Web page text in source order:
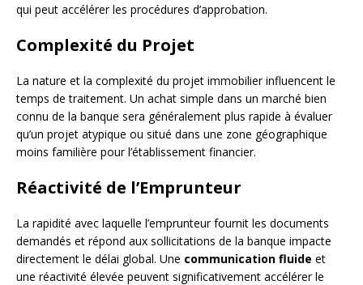
qui peut accélérer les procédures d’approbation.
Complexité du Projet
La nature et la complexité du projet immobilier influencent le
temps de traitement. Un achat simple dans un marché bien
connu de la banque sera généralement plus rapide à évaluer
qu’un projet atypique ou situé dans une zone géographique
moins familière pour l’établissement financier.
Réactivité de l’Emprunteur
La rapidité avec laquelle l’emprunteur fournit les documents
demandés et répond aux sollicitations de la banque impacte
directement le délai global. Une communication fluide et
une réactivité élevée peuvent significativement accélérer le